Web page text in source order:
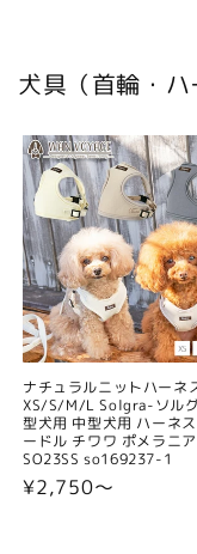
犬具（首輪・ハ
ナチュラルニットハーネ
XS/S/M/L Solgra-ソル
型犬用 中型犬用 ハーネ
ードル チワワ ポメラニ
SO23SS so169237-1
通
¥2,750〜